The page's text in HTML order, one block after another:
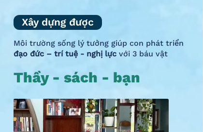
Môi trường sống lý tưởng giúp con phát triển
đạo đức – trí tuệ - nghị lựcvới 3 báu vật
Thầy - sách - bạn
Xây dựng được